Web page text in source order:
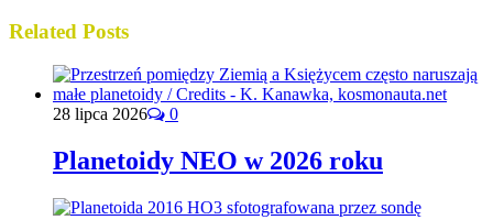
Related Posts
28 lipca 2026 0
Planetoidy NEO w 2026 roku